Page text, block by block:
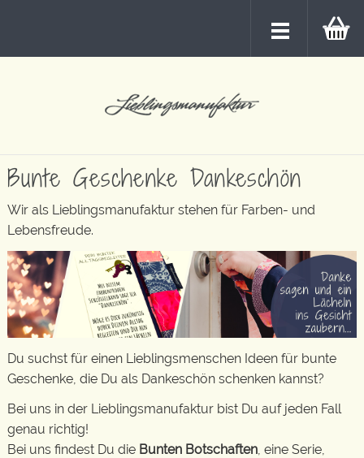
Bunte Geschenke Dankeschön
Wir als Lieblingsmanufaktur stehen für Farben- und
Lebensfreude.
Du suchst für einen Lieblingsmenschen Ideen für bunte
Geschenke, die Du als Dankeschön schenken kannst?
Bei uns in der Lieblingsmanufaktur bist Du auf jeden Fall
genau richtig!
Bei uns findest Du die Bunten Botschaften, eine Serie,